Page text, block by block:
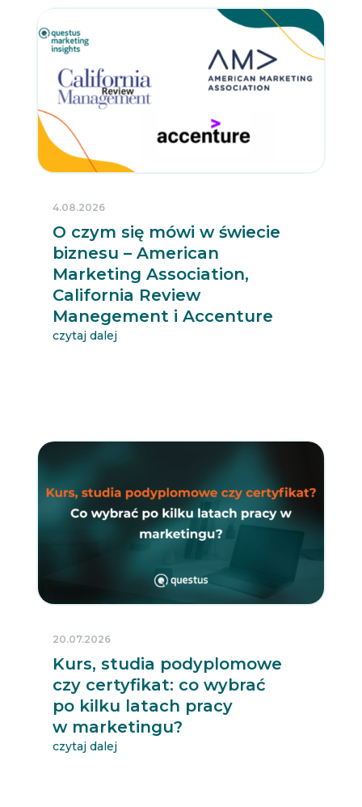
O czym się mówi w świecie
biznesu – American
Marketing Association,
California Review
Manegement i Accenture
4.08.2026
czytaj dalej
Kurs, studia podyplomowe
czy certyfikat: co wybrać
po kilku latach pracy
w marketingu?
20.07.2026
czytaj dalej